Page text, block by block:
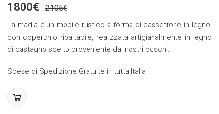
1800€ 2105€
La madia è un mobile rustico a forma di cassettone in legno,
con coperchio ribaltabile, realizzata artigianalmente in legno
di castagno scelto proveniente dai nostri boschi.
Spese di Spedizione Gratuite in tutta Italia